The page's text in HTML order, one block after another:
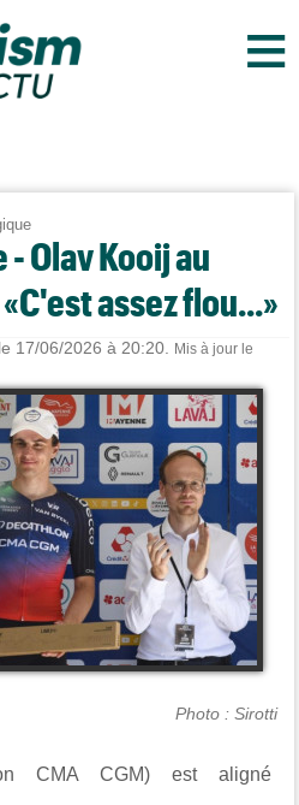
≡
Olav Kooij au
assez flou...»
le 17/06/2026 à 20:20.
Mis à jour le
Photo : Sirotti
CMA CGM) est aligné